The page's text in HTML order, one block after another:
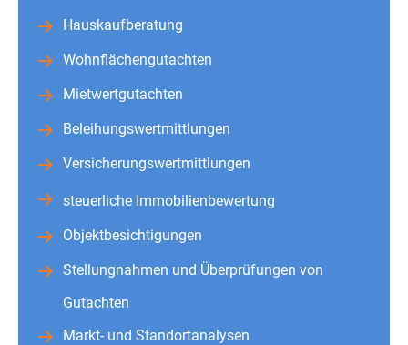
Hauskaufberatung
Wohnflächengutachten
Mietwertgutachten
Beleihungswertmittlungen
Versicherungswertmittlungen
steuerliche Immobilienbewertung
Objektbesichtigungen
Stellungnahmen und Überprüfungen von
Gutachten
Markt- und Standortanalysen